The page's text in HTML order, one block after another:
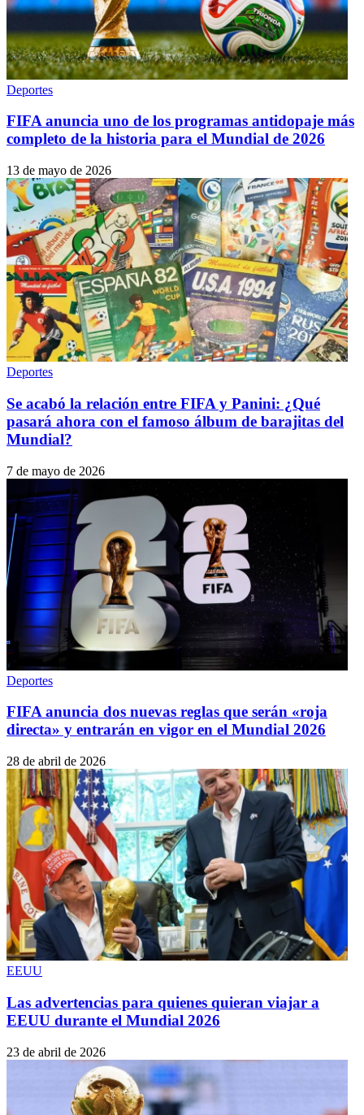
Deportes
FIFA anuncia uno de los programas antidopaje más
completo de la historia para el Mundial de 2026
13 de mayo de 2026
Deportes
Se acabó la relación entre FIFA y Panini: ¿Qué
pasará ahora con el famoso álbum de barajitas del
Mundial?
7 de mayo de 2026
Deportes
FIFA anuncia dos nuevas reglas que serán «roja
directa» y entrarán en vigor en el Mundial 2026
28 de abril de 2026
EEUU
Las advertencias para quienes quieran viajar a
EEUU durante el Mundial 2026
23 de abril de 2026